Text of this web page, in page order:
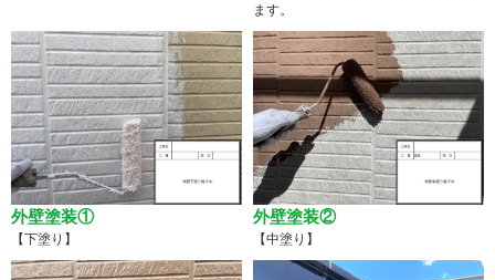
ます。
外壁塗装①
【下塗り】
外壁塗装②
【中塗り】